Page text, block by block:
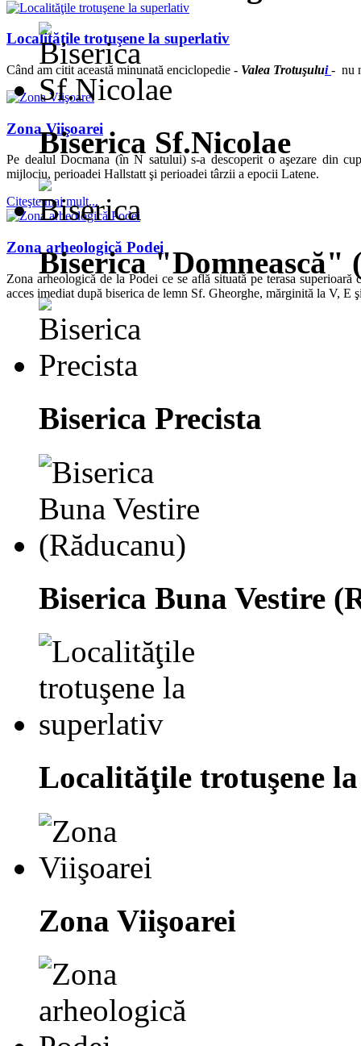
Localităţile trotuşene la superlativ
Când am citit această minunată enciclopedie - Valea Trotuşului - nu
Zona Viişoarei
Pe dealul Docmana (în N satului) s-a descoperit o aşezare din
mijlociu, perioadei Hallstatt şi perioadei târzii a epocii Latene.
Citeşte mai mult...
Zona arheologică Podei
Zona arheologică de la Podei ce se află situată pe terasa
acces imediat după biserica de lemn Sf. Gheorghe, mărginită la V,
Biserica Sf.Nicolae
Biserica "Domnească"
Biserica Precista
Biserica Buna Vestire
Localităţile trotuşene
Zona Viişoarei